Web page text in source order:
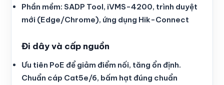
Phần mềm: SADP Tool, iVMS-4200, trình duyệt
mới (Edge/Chrome), ứng dụng Hik-Connect
Đi dây và cấp nguồn
Ưu tiên PoE để giảm điểm nối, tăng ổn định.
Chuẩn cáp Cat5e/6, bấm hạt đúng chuẩn